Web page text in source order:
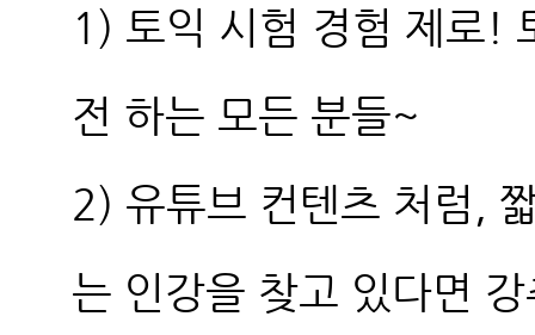
1) 토익 시험 경험 제로!
전 하는 모든 분들~
2) 유튜브 컨텐츠 처럼,
는 인강을 찾고 있다면